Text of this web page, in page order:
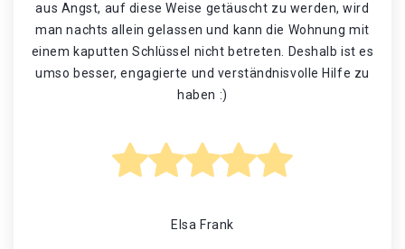
aus Angst, auf diese Weise getäuscht zu werden, wird
man nachts allein gelassen und kann die Wohnung mit
einem kaputten Schlüssel nicht betreten. Deshalb ist es
umso besser, engagierte und verständnisvolle Hilfe zu
haben :)
Elsa Frank